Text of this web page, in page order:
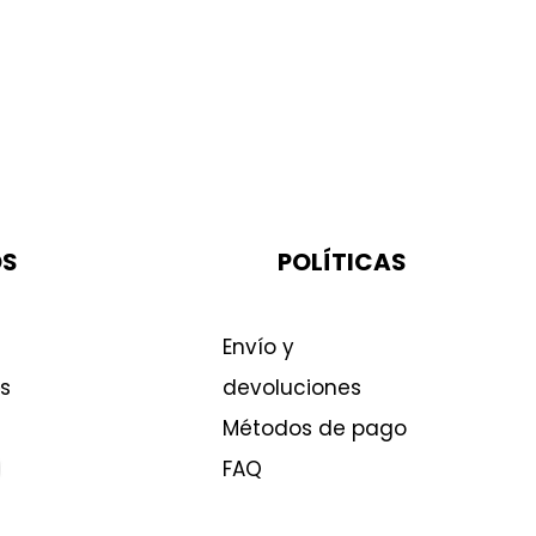
POLÍTICAS
Envío y
devoluciones
Métodos de pago
FAQ